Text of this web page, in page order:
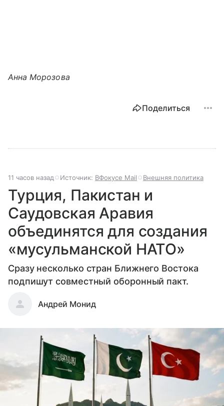
Анна Морозова
Поделиться
11 часов назад Источник: ВФокусе Mail Внешняя политика
Турция, Пакистан и
Саудовская Аравия
объединятся для создания
«мусульманской НАТО»
Сразу несколько стран Ближнего Востока
подпишут совместный оборонный пакт.
Андрей Монид